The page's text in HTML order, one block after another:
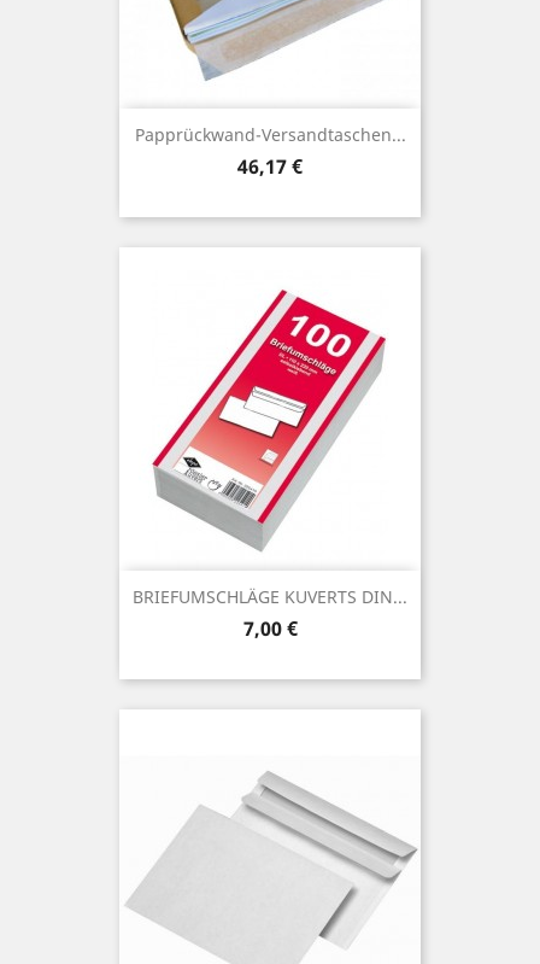
Papprückwand-Versandtaschen...
Preis
46,17 €
BRIEFUMSCHLÄGE KUVERTS DIN...
Preis
7,00 €